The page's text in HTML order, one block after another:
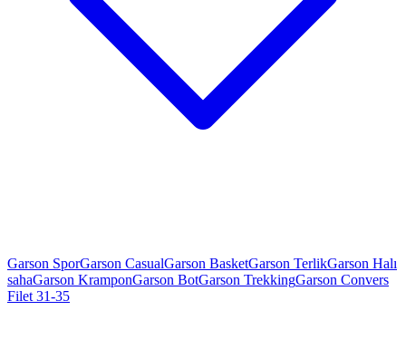
Garson SporGarson CasualGarson BasketGarson TerlikGarson Halı
sahaGarson KramponGarson BotGarson TrekkingGarson Convers
Filet 31-35